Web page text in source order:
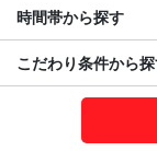
時間帯から探す
こだわり条件から